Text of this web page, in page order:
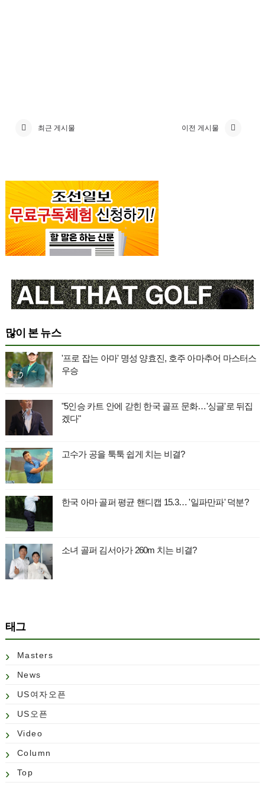
최근 게시물 이전 게시물
많이 본 뉴스
'프로 잡는 아마' 명성 양효진, 호주 아마추어 마스터스
우승
"5인승 카트 안에 갇힌 한국 골프 문화…'싱글'로 뒤집
겠다"
고수가 공을 툭툭 쉽게 치는 비결?
한국 아마 골퍼 평균 핸디캡 15.3… '일파만파' 덕분?
소녀 골퍼 김서아가 260m 치는 비결?
태그
Masters
News
US여자오픈
US오픈
Video
Column
Top